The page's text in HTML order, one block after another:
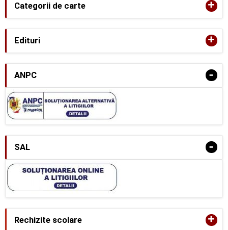
Categorii de carte +
Edituri +
ANPC -
SAL -
Rechizite scolare +